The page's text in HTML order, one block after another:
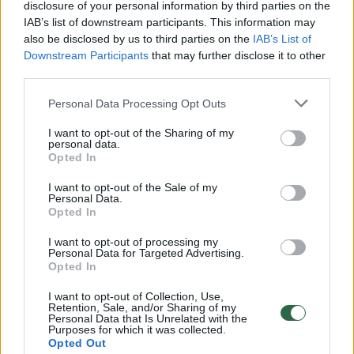
disclosure of your personal information by third parties on the
IAB’s list of downstream participants. This information may
also be disclosed by us to third parties on the IAB’s List of
Downstream Participants that may further disclose it to other
Personal Data Processing Opt Outs
I want to opt-out of the Sharing of my
personal data.
Opted In
I want to opt-out of the Sale of my
Personal Data.
Opted In
I want to opt-out of processing my
Personal Data for Targeted Advertising.
Opted In
I want to opt-out of Collection, Use,
Retention, Sale, and/or Sharing of my
Personal Data that Is Unrelated with the
Purposes for which it was collected.
Opted Out
00:00:30
Vaizdai iš tragiškos avarijos Vilniaus r.: dviejų moterų ir
vaiko gyvybių išgelbėti nepavyko
Žinios | Lietuvos diena
Savaitės vidurys nusimato karštas: temperatūra kils iki
32 laipsnių šilumos
vaizdas pribloškia
V. Zalužno pasisakymą laiko bandymu įsitvirtinti